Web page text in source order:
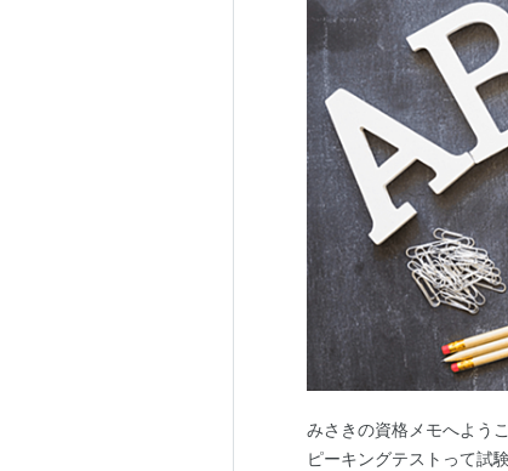
みさきの資格メモへよう
ピーキングテストって試